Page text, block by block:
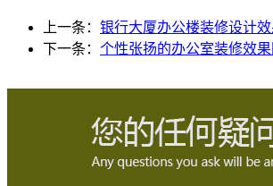
上一条： 银行大厦办公楼装修设计效
下一条： 个性张扬的办公室装修效